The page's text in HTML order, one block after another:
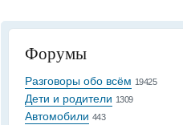
Форумы
Разговоры обо всём 19425
Дети и родители 1309
Автомобили 443